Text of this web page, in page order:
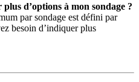
d’options à mon sondage ?
par sondage est défini par
besoin d’indiquer plus